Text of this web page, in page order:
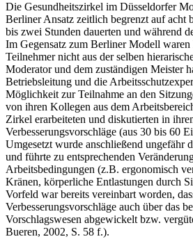
Die Gesundheitszirkel im Düsseldorfer
Berliner Ansatz zeitlich begrenzt auf acht
bis zwei Stunden dauerten und während
Im Gegensatz zum Berliner Modell
Teilnehmer nicht aus der selben
Moderator und dem zuständigen Meister
Betriebsleitung und die
Möglichkeit zur Teilnahme an den
von ihren Kollegen aus dem
Zirkel erarbeiteten und diskutierten in
Verbesserungsvorschläge (aus 30 bis 60
Umgesetzt wurde anschließend ungefähr
und führte zu entsprechenden
Arbeitsbedingungen (z.B. ergonomisch
Kränen, körperliche Entlastungen durch
Vorfeld war bereits vereinbart worden,
Verbesserungsvorschläge auch über das
Vorschlagswesen abgewickelt bzw.
Bueren, 2002, S. 58 f.).